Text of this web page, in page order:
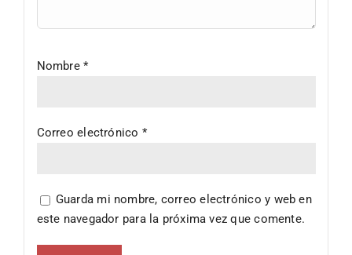
Nombre*
Correo electrónico *
Guarda mi nombre, correo electrónico y web en
este navegador para la próxima vez que comente.